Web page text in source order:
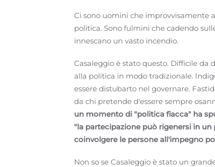
Ci sono uomini che improvvisamente
politica. Sono fulmini che cadendo
innescano un vasto incendio.
Casaleggio è stato questo. Difficile da
alla politica in modo tradizionale.
essere distubarto nel governare.
da chi pretende d'essere sempre
un momento di "politica fiacca" ha
"la partecipazione può rigenersi in un
coinvolgere le persone all'impegno
Non so se Casaleggio è stato un